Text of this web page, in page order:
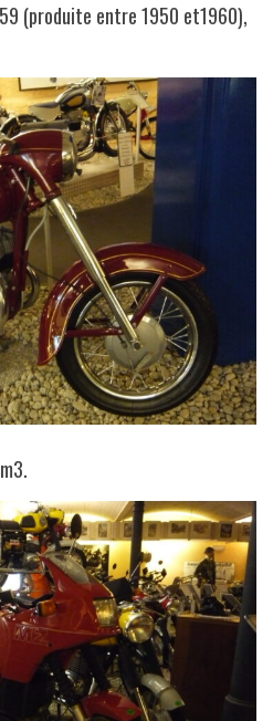
(produite entre 1950 et1960),